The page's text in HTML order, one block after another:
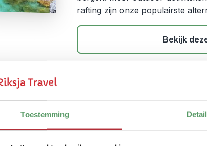
Toestemming
rafting zijn onze populairste
Bekijk
3
buiten de